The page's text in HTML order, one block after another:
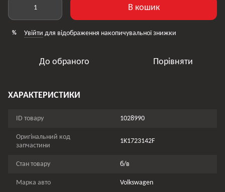
В кошик
% Увійти для відображення накопичувальної знижки
До обраного Порівняти
ХАРАКТЕРИСТИКИ
ID товару 1028990
Оригінальний код
запчастини
1K1723142F
Стан товару б/в
Марка авто Volkswagen